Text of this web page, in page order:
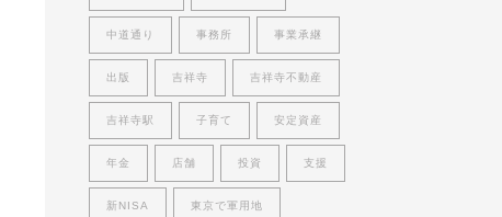
中道通り 事務所 事業承継
出版 吉祥寺 吉祥寺不動産
吉祥寺駅 子育て 安定資産
年金 店舗 投資 支援
新NISA 東京で軍用地